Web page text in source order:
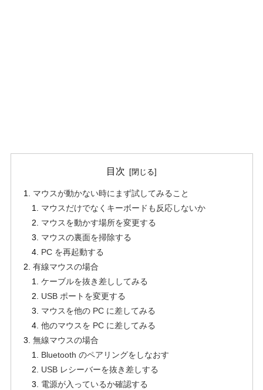
目次
マウスが動かない時にまず試してみること
マウスだけでなくキーボードも反応しないか
マウスを動かす場所を変更する
マウスの裏面を掃除する
PC を再起動する
有線マウスの場合
ケーブルを抜き差ししてみる
USB ポートを変更する
マウスを他の PC に差してみる
他のマウスを PC に差してみる
無線マウスの場合
Bluetooth のペアリングをしなおす
USB レシーバーを抜き差しする
電源が入っているか確認する